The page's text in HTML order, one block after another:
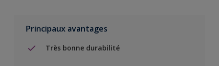
Principaux avantages
Très bonne durabilité